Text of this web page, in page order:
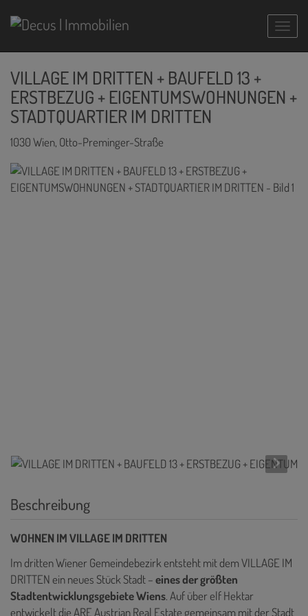
VILLAGE IM DRITTEN + BAUFELD 13 +
ERSTBEZUG + EIGENTUMSWOHNUNGEN +
STADTQUARTIER IM DRITTEN
1030 Wien, Otto-Preminger-Straße
Beschreibung
WOHNEN IM VILLAGE IM DRITTEN
Im dritten Wiener Gemeindebezirk entsteht mit dem VILLAGE IM
DRITTEN ein neues Stück Stadt –eines der größten
Stadtentwicklungsgebiete Wiens. Auf über elf Hektar
entwickelt die ARE Austrian Real Estate gemeinsam mit der Stadt